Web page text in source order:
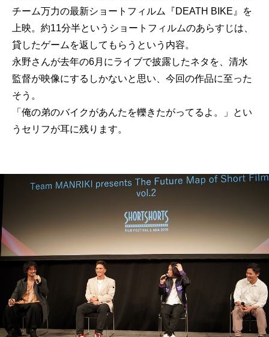
チーム万力の最新ショートフィルム『DEATH BIKE』を
上映。約11分半というショートフィルムのあらすじは、
貸したゲームを返してもらうという内容。
永野さんが去年の6月にライブで披露したネタを、清水
監督が映像にするしかないと思い、今回の作品に至った
そう。
「俺の弟のバイクがあんたを轢きたがってるよ。」とい
うセリフが耳に残ります。